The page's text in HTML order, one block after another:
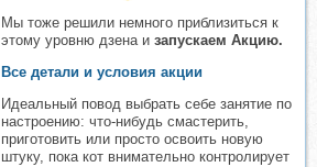
Мы тоже решили немного приблизиться к
этому уровню дзена и запускаем Акцию.
Все детали и условия акции
Идеальный повод выбрать себе занятие по
настроению: что-нибудь смастерить,
приготовить или просто освоить новую
штуку, пока кот внимательно контролирует